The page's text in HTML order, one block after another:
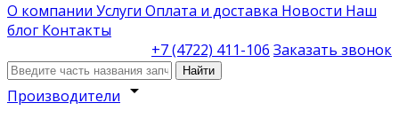
О компании Услуги Оплата и доставка Новости Наш
блог Контакты
+7 (4722) 411-106 Заказать звонок
Найти
Производители arrow_drop_down